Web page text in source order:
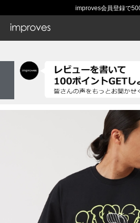
improves会員登録で